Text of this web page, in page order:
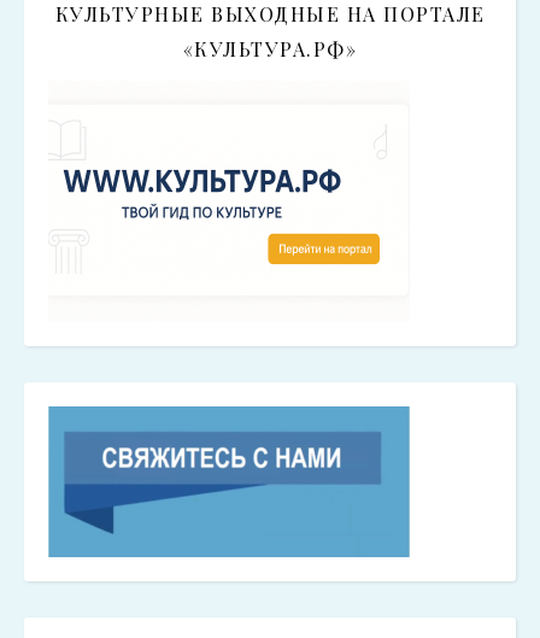
КУЛЬТУРНЫЕ ВЫХОДНЫЕ НА ПОРТАЛЕ
«КУЛЬТУРА.РФ»